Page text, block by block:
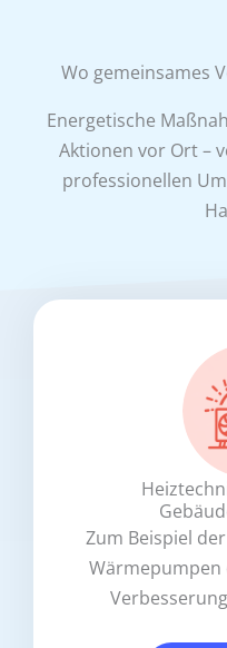
Wo gemeinsames
Energetische
Aktionen vor Ort –
professionellen
Zum Beispiel
Wärmepumpen